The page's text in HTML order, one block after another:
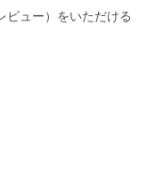
ビュー）をいただける